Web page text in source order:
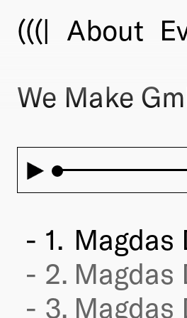
(((| About
We Make
1. Magdas
2. Magdas
3. Magdas